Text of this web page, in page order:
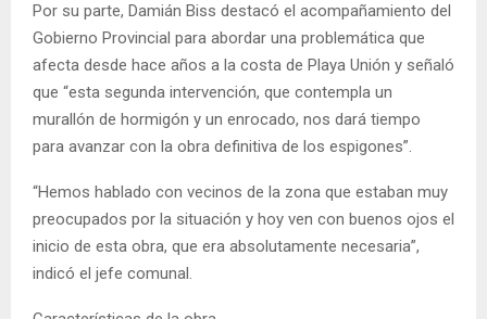
Por su parte, Damián Biss destacó el acompañamiento del
Gobierno Provincial para abordar una problemática que
afecta desde hace años a la costa de Playa Unión y señaló
que “esta segunda intervención, que contempla un
murallón de hormigón y un enrocado, nos dará tiempo
para avanzar con la obra definitiva de los espigones”.
“Hemos hablado con vecinos de la zona que estaban muy
preocupados por la situación y hoy ven con buenos ojos el
inicio de esta obra, que era absolutamente necesaria”,
indicó el jefe comunal.